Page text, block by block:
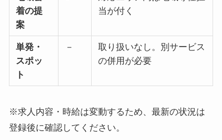
着の提
案
当が付く
単発・
スポッ
ト
－
取り扱いなし。別サービス
の併用が必要
※求人内容・時給は変動するため、最新の状況は
登録後に確認してください。